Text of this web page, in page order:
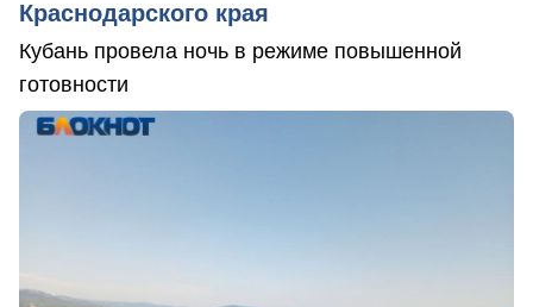
Краснодарского края
Кубань провела ночь в режиме повышенной
готовности